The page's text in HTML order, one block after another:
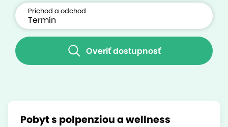
Príchod a odchod
Overiť dostupnosť
Pobyt s polpenziou a wellness